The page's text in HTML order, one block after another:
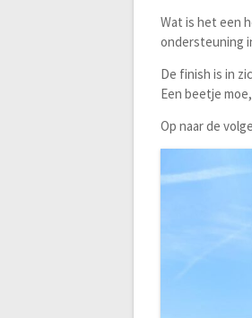
Wat is het een
ondersteuning
De finish is in
Een beetje
Op naar de